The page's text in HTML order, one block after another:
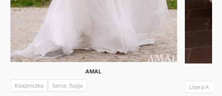
AMAL
Księżniczka
Serce, Iluzja Litera A